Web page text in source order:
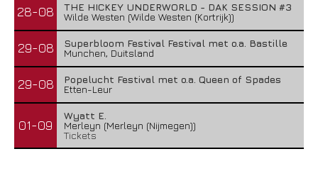
28-08
THE HICKEY UNDERWORLD - DAK SESSION #3
Wilde Westen (Wilde Westen (Kortrijk))
29-08
Superbloom Festival Festival met o.a. Bastille
Munchen, Duitsland
29-08
Popelucht Festival met o.a. Queen of Spades
Etten-Leur
01-09
Wyatt E.
Merleyn (Merleyn (Nijmegen))
Tickets